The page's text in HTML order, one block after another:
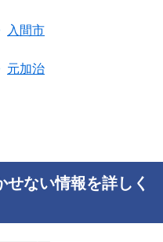
入間市
元加治
ない情報を詳しく